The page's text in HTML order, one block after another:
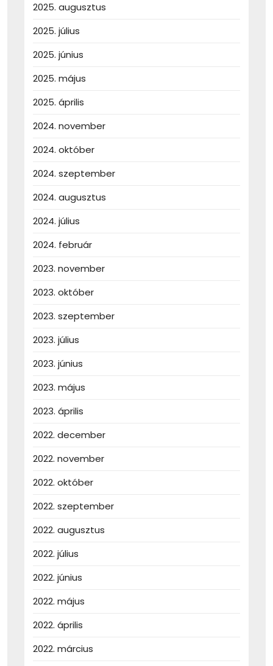
2025. augusztus
2025. július
2025. június
2025. május
2025. április
2024. november
2024. október
2024. szeptember
2024. augusztus
2024. július
2024. február
2023. november
2023. október
2023. szeptember
2023. július
2023. június
2023. május
2023. április
2022. december
2022. november
2022. október
2022. szeptember
2022. augusztus
2022. július
2022. június
2022. május
2022. április
2022. március